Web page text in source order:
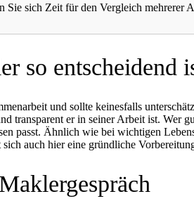
Sie sich Zeit für den Vergleich mehrerer
so entscheidend
und sollte keinesfalls
transparent er in seiner Arbeit ist. Wer
passt. Ähnlich wie bei wichtigen
sich auch hier eine gründliche